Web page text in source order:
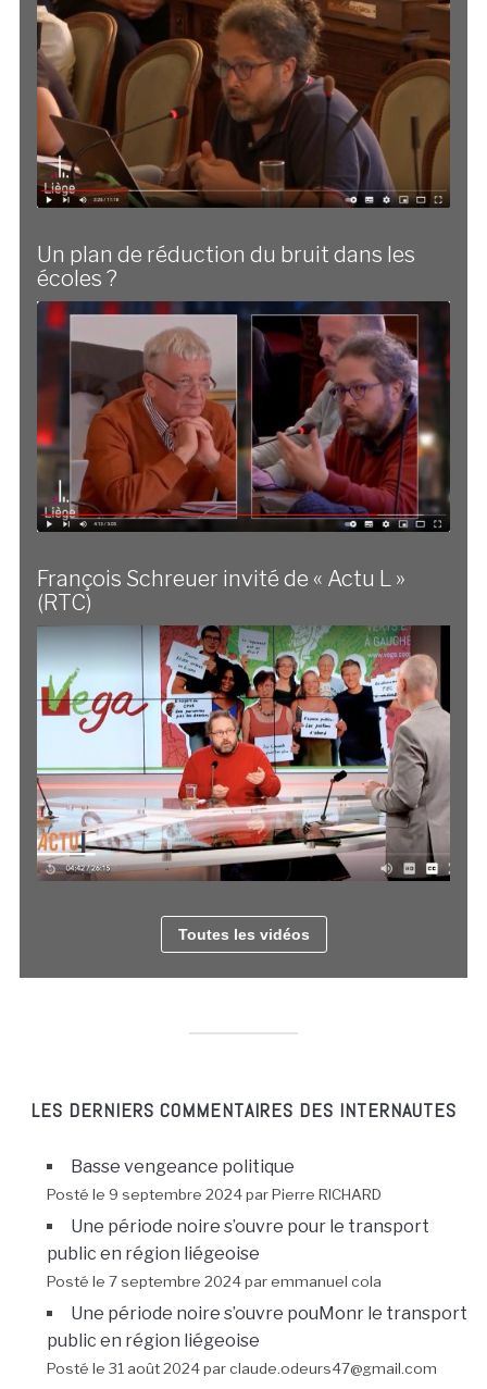
Un plan de réduction du bruit dans les
écoles ?
François Schreuer invité de « Actu L »
(RTC)
Toutes les vidéos
LES DERNIERS COMMENTAIRES DES INTERNAUTES
Basse vengeance politique
Posté le 9 septembre 2024 par Pierre RICHARD
Une période noire s’ouvre pour le transport
public en région liégeoise
Posté le 7 septembre 2024 par emmanuel cola
Une période noire s’ouvre pouMonr le transport
public en région liégeoise
Posté le 31 août 2024 par claude.odeurs47@gmail.com